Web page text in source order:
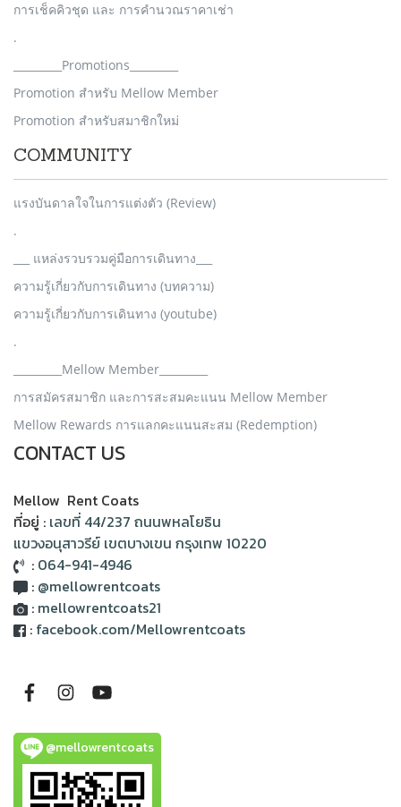
การเช็คคิวชุด และ การคำนวณราคาเช่า
.
_________Promotions_________
Promotion สำหรับ Mellow Member
Promotion สำหรับสมาชิกใหม่
COMMUNITY
แรงบันดาลใจในการแต่งตัว (Review)
.
___ แหล่งรวบรวมคู่มือการเดินทาง___
ความรู้เกี่ยวกับการเดินทาง (บทความ)
ความรู้เกี่ยวกับการเดินทาง (youtube)
.
_________Mellow Member_________
การสมัครสมาชิก และการสะสมคะแนน Mellow Member
Mellow Rewards การแลกคะแนนสะสม (Redemption)
CONTACT US
Mellow Rent Coats
ที่อยู่ : เลขที่ 44/237 ถนนพหลโยธิน
แขวงอนุสาวรีย์ เขตบางเขน กรุงเทพ 10220
: 064-941-4946
: @mellowrentcoats
: mellowrentcoats21
: facebook.com/Mellowrentcoats
@mellowrentcoats